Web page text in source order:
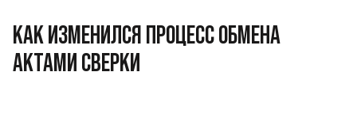
КАК ИЗМЕНИЛСЯ ПРОЦЕСС ОБМЕНА
АКТАМИ СВЕРКИ